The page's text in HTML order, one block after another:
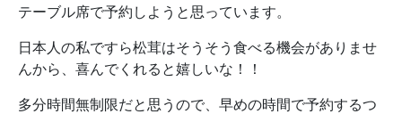
テーブル席で予約しようと思っています。
日本人の私ですら松茸はそうそう食べる機会がありませ
んから、喜んでくれると嬉しいな！！
多分時間無制限だと思うので、早めの時間で予約するつ